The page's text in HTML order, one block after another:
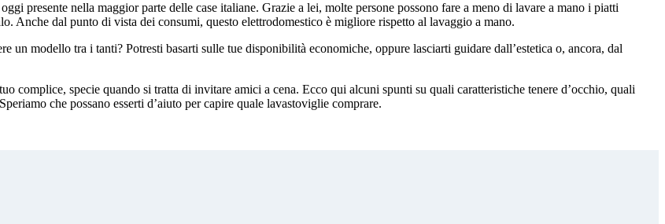
oggi presente nella maggior parte delle case italiane. Grazie a lei, molte persone possono fare a meno di lavare a mano i piatti
Anche dal punto di vista dei consumi, questo elettrodomestico è migliore rispetto al lavaggio a mano.
un modello tra i tanti? Potresti basarti sulle tue disponibilità economiche, oppure lasciarti guidare dall’estetica o, ancora, dal
complice, specie quando si tratta di invitare amici a cena. Ecco qui alcuni spunti su quali caratteristiche tenere d’occhio, quali
che possano esserti d’aiuto per capire quale lavastoviglie comprare.